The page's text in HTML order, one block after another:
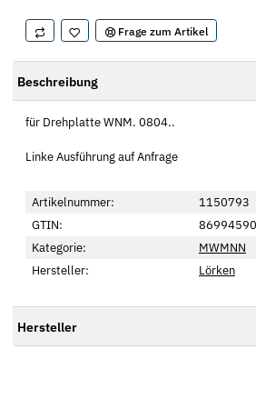
Frage zum Artikel
Beschreibung
für Drehplatte WNM. 0804..
Linke Ausführung auf Anfrage
Artikelnummer:
1150793
GTIN:
Kategorie:
MWMNN
Hersteller:
Lörken
Hersteller